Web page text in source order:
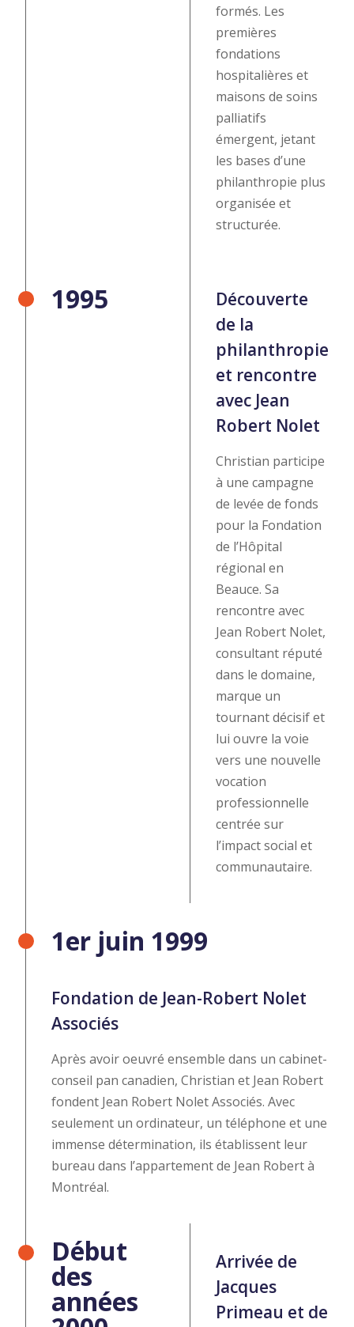
formés. Les
premières
fondations
hospitalières et
maisons de soins
palliatifs
émergent, jetant
les bases d’une
philanthropie plus
organisée et
structurée.
1995
Découverte
de la
philanthropie
et rencontre
avec Jean
Robert Nolet
Christian participe
à une campagne
de levée de fonds
pour la Fondation
de l’Hôpital
régional en
Beauce. Sa
rencontre avec
Jean Robert Nolet,
consultant réputé
dans le domaine,
marque un
tournant décisif et
lui ouvre la voie
vers une nouvelle
vocation
professionnelle
centrée sur
l’impact social et
communautaire.
Fondation de Jean-Robert Nolet
Associés
Après avoir oeuvré ensemble dans un cabinet-
conseil pan canadien, Christian et Jean Robert
fondent Jean Robert Nolet Associés. Avec
seulement un ordinateur, un téléphone et une
immense détermination, ils établissent leur
bureau dans l’appartement de Jean Robert à
Montréal.
1er juin 1999
Début
des
années
Arrivée de
Jacques
Primeau et de